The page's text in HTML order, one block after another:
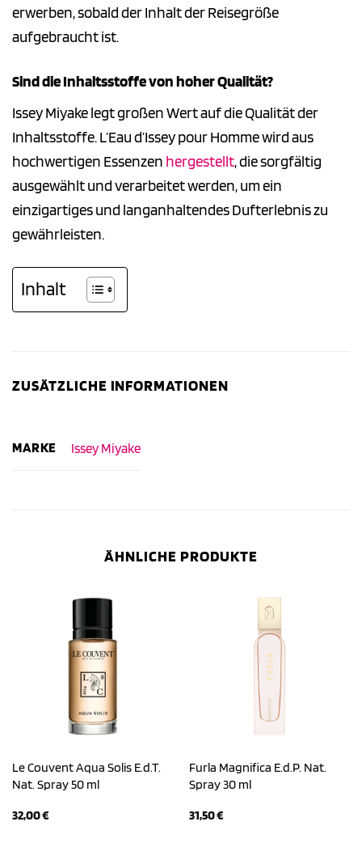
erwerben, sobald der Inhalt der Reisegröße
aufgebraucht ist.
Sind die Inhaltsstoffe von hoher Qualität?
Issey Miyake legt großen Wert auf die Qualität der
Inhaltsstoffe. L’Eau d’Issey pour Homme wird aus
hochwertigen Essenzen hergestellt, die sorgfältig
ausgewählt und verarbeitet werden, um ein
einzigartiges und langanhaltendes Dufterlebnis zu
gewährleisten.
Inhalt
ZUSÄTZLICHE INFORMATIONEN
MARKE Issey Miyake
ÄHNLICHE PRODUKTE
Le Couvent Aqua Solis E.d.T.
Nat. Spray 50 ml
32,00€
Furla Magnifica E.d.P. Nat.
Spray 30 ml
31,50€